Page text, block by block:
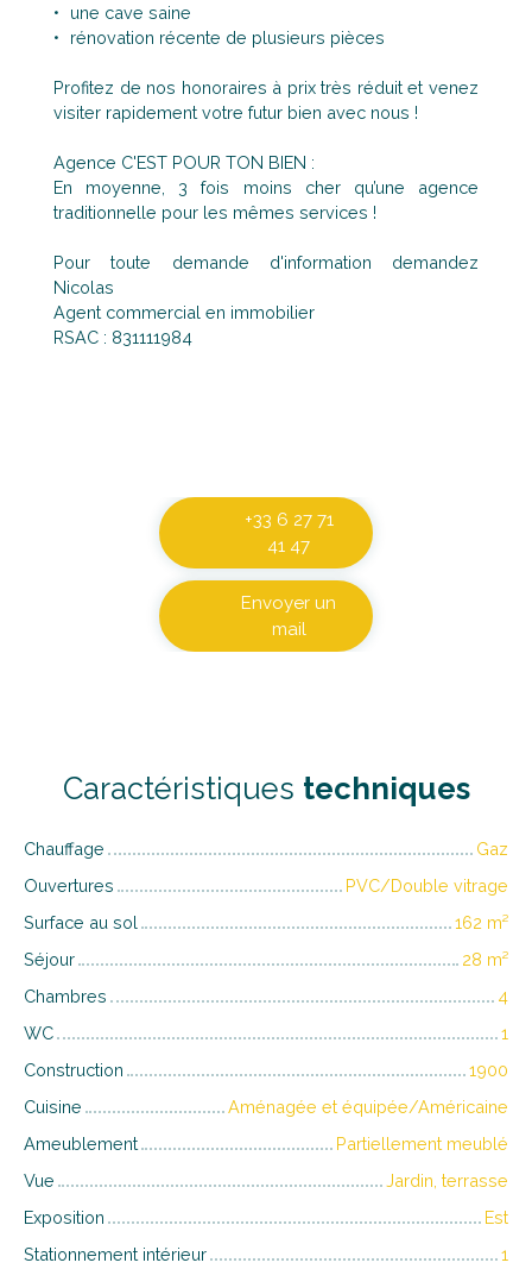
une cave saine
rénovation récente de plusieurs pièces
Profitez de nos honoraires à prix très réduit et venez
visiter rapidement votre futur bien avec nous !
Agence C'EST POUR TON BIEN :
En moyenne, 3 fois moins cher qu’une agence
traditionnelle pour les mêmes services !
Pour toute demande d'information demandez
Nicolas
Agent commercial en immobilier
RSAC : 831111984
+33 6 27 71
41 47
Envoyer un
mail
Caractéristiques techniques
Chauffage
Gaz
Ouvertures
PVC/Double vitrage
Surface au sol
162 m²
Séjour
28 m²
Chambres
4
WC
1
Construction
1900
Cuisine
Aménagée et équipée/Américaine
Ameublement
Partiellement meublé
Vue
Jardin, terrasse
Exposition
Est
Stationnement intérieur
1